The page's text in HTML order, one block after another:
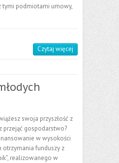
tymi podmiotami umowy,
Czytaj więcej
swoja przyszłość z
przejąć gospodarstwo?
w wysokości
otrzymania funduszy z
realizowanego w